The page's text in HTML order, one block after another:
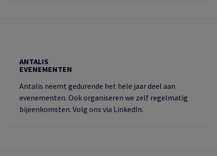
ANTALIS
EVENEMENTEN
Antalis neemt gedurende het hele jaar deel aan
evenementen. Ook organiseren we zelf regelmatig
bijeenkomsten. Volg ons via LinkedIn.